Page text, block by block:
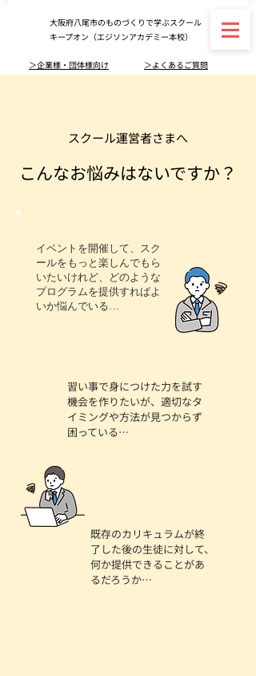
大阪府八尾市のものづくりで学ぶスクール
キープオン（エジソンアカデミー本校）
＞よくあるご質問
＞企業様・団体様向け
スクール運営者さまへ
こんなお悩みはないですか？
イベントを開催して、スク
ールをもっと楽しんでもら
いたいけれど、どのような
プログラムを提供すればよ
いか悩んでいる…
習い事で身につけた力を試す
機会を作りたいが、適切なタ
イミングや方法が見つからず
困っている…
既存のカリキュラムが終
了した後の生徒に対して、
何か提供できることがあ
るだろうか…